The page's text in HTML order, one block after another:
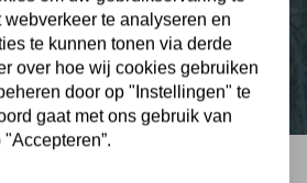
te analyseren en
te kunnen tonen via derde
over hoe wij cookies gebruiken
door op "Instellingen" te
gaat met ons gebruik van